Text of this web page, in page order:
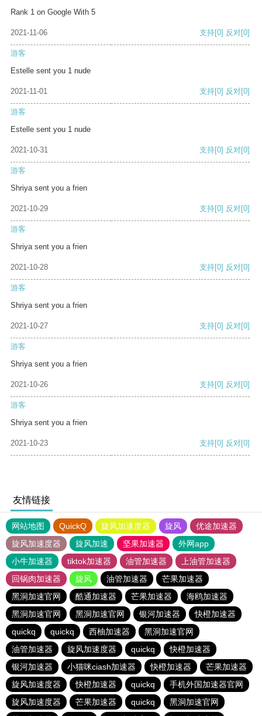
Rank 1 on Google With 5
2021-11-06 支持[0] 反对[0]
游客
Estelle sent you 1 nude
2021-11-01 支持[0] 反对[0]
游客
Estelle sent you 1 nude
2021-10-31 支持[0] 反对[0]
游客
Shriya sent you a frien
2021-10-29 支持[0] 反对[0]
游客
Shriya sent you a frien
2021-10-28 支持[0] 反对[0]
游客
Shriya sent you a frien
2021-10-27 支持[0] 反对[0]
游客
Shriya sent you a frien
2021-10-26 支持[0] 反对[0]
游客
Shriya sent you a frien
2021-10-23 支持[0] 反对[0]
友情链接
网站地图 QuickQ 旋风加速度器 旋风
优途加速器
旋风加速度器
旋风加速 坚果加速器
外网app
小牛加速器
tiktok加速器 油管加速器
上油管加速器
回锅肉加速器
旋风 油管加速器
芒果加速器
黑洞加速官网
酷通加速器 芒果加速器
海鸥加速器
黑洞加速官网
黑洞加速官网 银河加速器
快橙加速器
quickq
quickq 西柚加速器
黑洞加速官网
油管加速器
旋风加速度器 quickq
快橙加速器
银河加速器
小猫咪ciash加速器 快橙加速器
芒果加速器
旋风加速度器
快橙加速器 quickq
手机外国加速器官网
旋风加速度器
芒果加速器 quickq
黑洞加速官网